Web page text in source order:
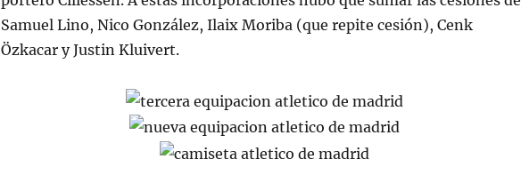
Samuel Lino, Nico González, Ilaix Moriba (que repite cesión), Cenk
Özkacar y Justin Kluivert.